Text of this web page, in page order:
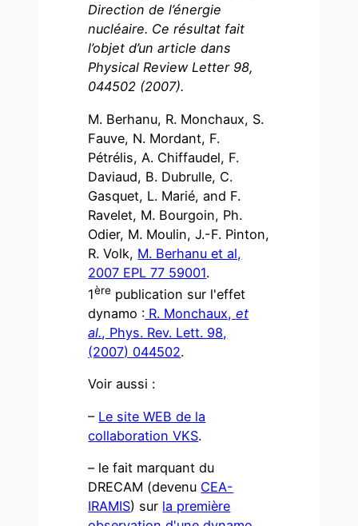
Direction de l’énergie
nucléaire. Ce résultat fait
l’objet d’un article dans
Physical Review Letter 98,
044502 (2007).
M. Berhanu, R. Monchaux, S.
Fauve, N. Mordant, F.
Pétrélis, A. Chiffaudel, F.
Daviaud, B. Dubrulle, C.
Gasquet, L. Marié, and F.
Ravelet, M. Bourgoin, Ph.
Odier, M. Moulin, J.-F. Pinton,
R. Volk, M. Berhanu et al,
2007 EPL 77 59001.
1ère publication sur l'effet
dynamo : R. Monchaux,et
al., Phys. Rev. Lett. 98,
(2007) 044502.
Voir aussi :
– Le site WEB de la
collaboration VKS.
– le fait marquant du
DRECAM (devenu CEA-
IRAMIS) sur la première